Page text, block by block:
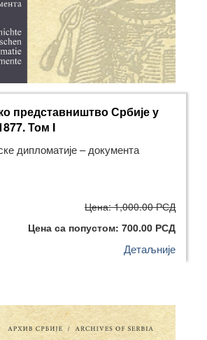
представништво Србије у
Том I
дипломатије – документа
Цена: 1,000.00 РСД
Цена са попустом: 700.00 РСД
Детаљније